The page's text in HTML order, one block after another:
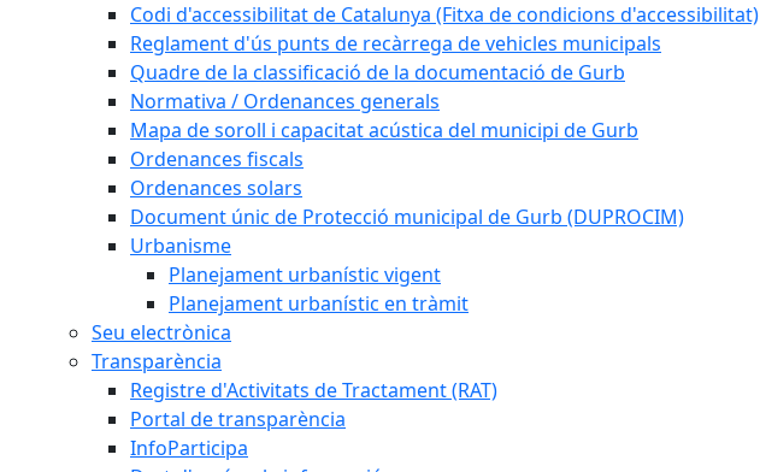
Codi d'accessibilitat de Catalunya (Fitxa de condicions d'accessibilitat)
Reglament d'ús punts de recàrrega de vehicles municipals
Quadre de la classificació de la documentació de Gurb
Normativa / Ordenances generals
Mapa de soroll i capacitat acústica del municipi de Gurb
Ordenances fiscals
Ordenances solars
Document únic de Protecció municipal de Gurb (DUPROCIM)
Urbanisme
Planejament urbanístic vigent
Planejament urbanístic en tràmit
Seu electrònica
Transparència
Registre d'Activitats de Tractament (RAT)
Portal de transparència
InfoParticipa